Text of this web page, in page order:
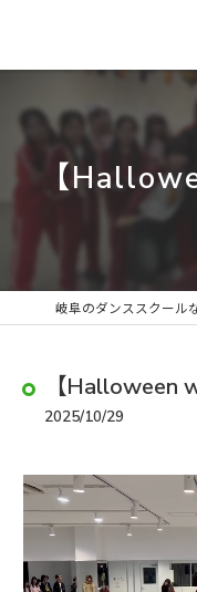
【
【Halloween
2025/10/29